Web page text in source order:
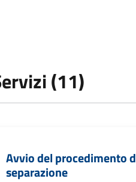
(11)
Avvio del procedimento
separazione